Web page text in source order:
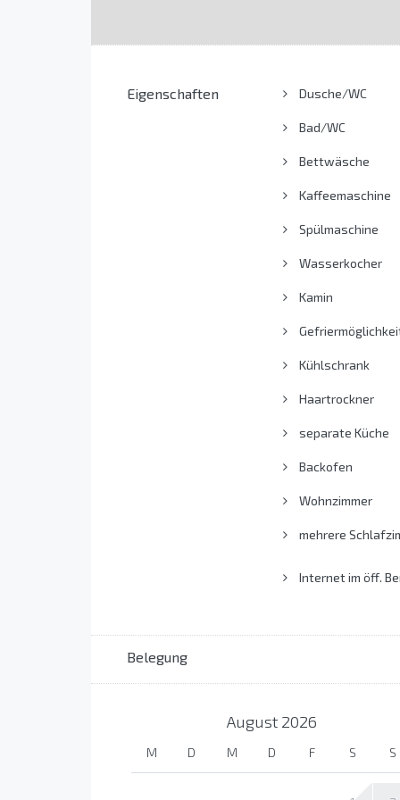
Eigenschaften Dusche/WC
Bad/WC
Bettwäsche
Kaffeemaschine
Spülmaschine
Wasserkocher
Kamin
Kühlschrank
Haartrockner
separate Küche
Backofen
Wohnzimmer
mehrere
Internet im öff.
Belegung
August 2026
M D M D F S S